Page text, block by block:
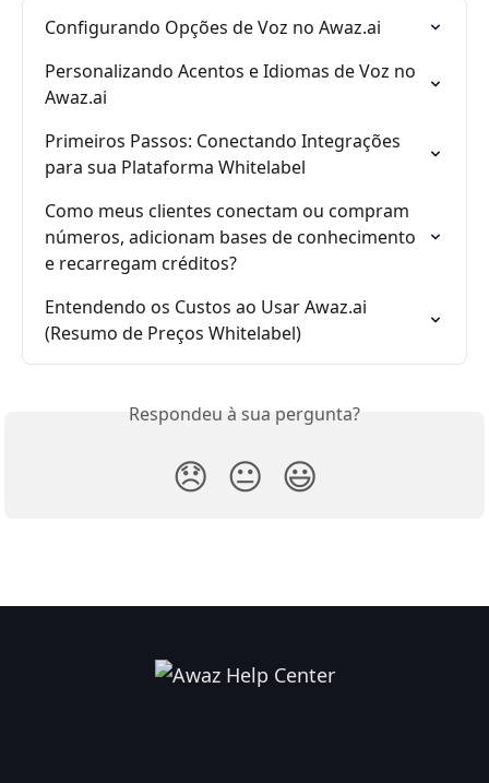
Configurando Opções de Voz no Awaz.ai
Personalizando Acentos e Idiomas de Voz no
Awaz.ai
Primeiros Passos: Conectando Integrações
para sua Plataforma Whitelabel
Como meus clientes conectam ou compram
números, adicionam bases de conhecimento
e recarregam créditos?
Entendendo os Custos ao Usar Awaz.ai
(Resumo de Preços Whitelabel)
Respondeu à sua pergunta?
😞 😐 😃